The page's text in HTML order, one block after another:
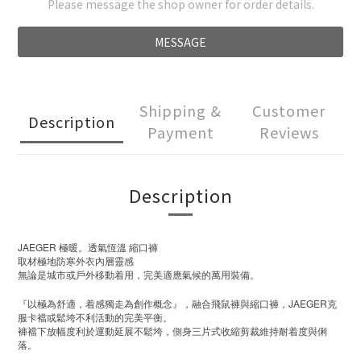
Please message the shop owner for order details.
MESSAGE
Description
Shipping &
Payment
Customer
Reviews
Description
JAEGER 極暖。透氣恆溫 縮口褲
取材極地防寒外衣內層靈感
無論是城市或戶外移動着用，完美適應氣候的萬用裝備。
『以極為舒適，着感獨走為創作概念』，融合飛鼠褲與縮口褲， JAEGER克
服卡襠或鬆垮不利活動的完美平衡。
褲襠下放幅度利於運動延展不鬆垮，側身三片式收縮剪裁維持耐着度與俐
落。